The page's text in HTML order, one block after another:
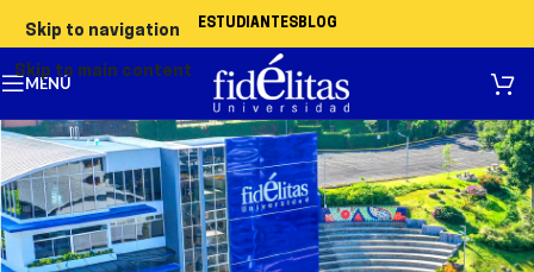
Skip to navigation
Skip to main content
ESTUDIANTESBLOG
MENÚ